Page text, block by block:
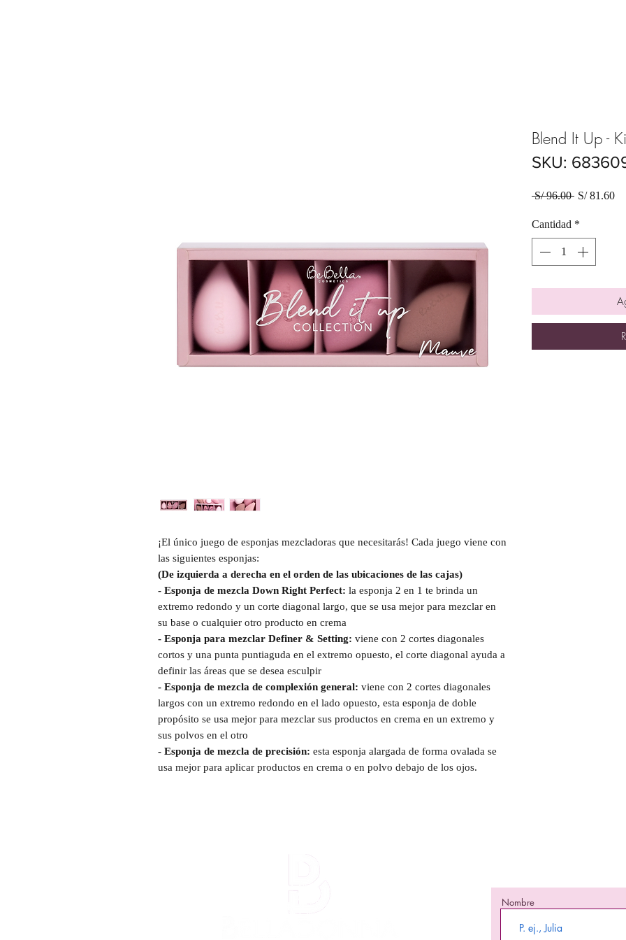
¡El único juego de esponjas mezcladoras que necesitarás! Cada juego viene con
las siguientes esponjas:
(De izquierda a derecha en el orden de las ubicaciones de las cajas)
- Esponja de mezcla Down Right Perfect: la esponja 2 en 1 te brinda un
extremo redondo y un corte diagonal largo, que se usa mejor para mezclar en
su base o cualquier otro producto en crema
- Esponja para mezclar Definer & Setting: viene con 2 cortes diagonales
cortos y una punta puntiaguda en el extremo opuesto, el corte diagonal ayuda a
definir las áreas que se desea esculpir
- Esponja de mezcla de complexión general: viene con 2 cortes diagonales
largos con un extremo redondo en el lado opuesto, esta esponja de doble
propósito se usa mejor para mezclar sus productos en crema en un extremo y
sus polvos en el otro
- Esponja de mezcla de precisión: esta esponja alargada de forma ovalada se
usa mejor para aplicar productos en crema o en polvo debajo de los ojos.
Blend It Up -
SKU:
S/ 96.00 Precio
S/ 81.60
Cantidad *
Nombre